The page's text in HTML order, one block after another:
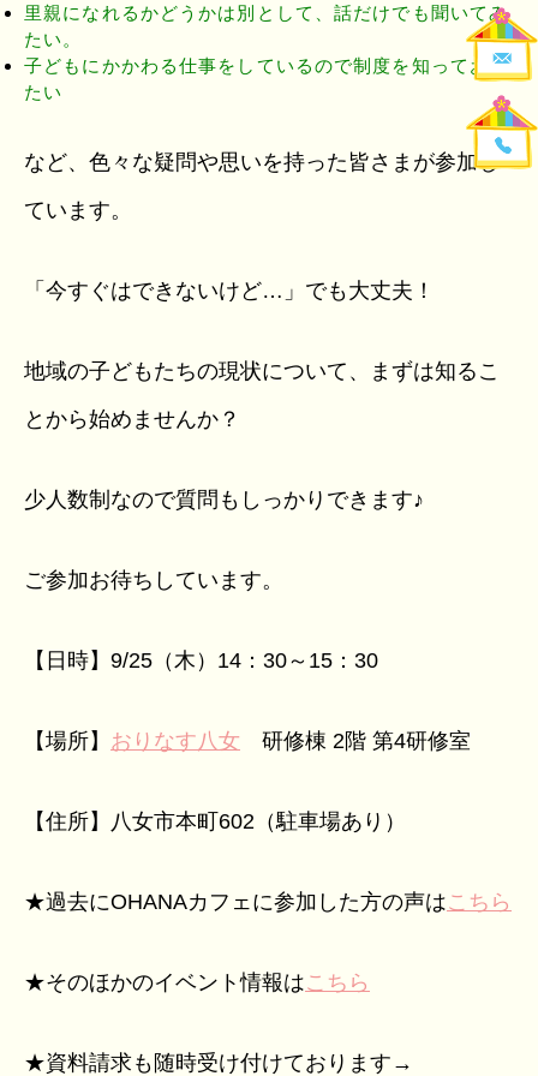
里親になれるかどうかは別として、話だけでも聞いてみ
たい。
子どもにかかわる仕事をしているので制度を知っておき
たい
など、色々な疑問や思いを持った皆さまが参加し
ています。
「今すぐはできないけど…」でも大丈夫！
地域の子どもたちの現状について、まずは知るこ
とから始めませんか？
少人数制なので質問もしっかりできます♪
ご参加お待ちしています。
【日時】9/25（木）14：30～15：30
【場所】 おりなす八女 研修棟 2階 第4研修室
【住所】八女市本町602（駐車場あり）
★過去にOHANAカフェに参加した方の声はこちら
★そのほかのイベント情報はこちら
★資料請求も随時受け付けております→